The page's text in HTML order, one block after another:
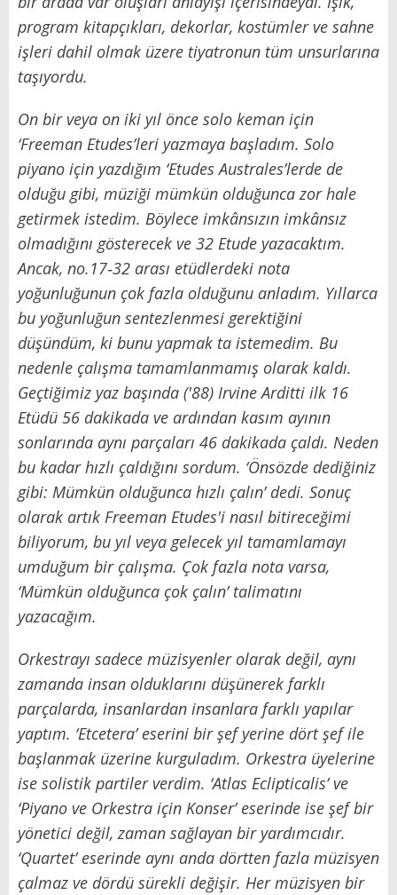
program kitapçıkları, dekorlar, kostümler ve sahne
işleri dahil olmak üzere tiyatronun tüm unsurlarına
taşıyordu.
On bir veya on iki yıl önce solo keman için
‘Freeman Etudes’leri yazmaya başladım. Solo
piyano için yazdığım ‘Etudes Australes’lerde de
olduğu gibi, müziği mümkün olduğunca zor hale
getirmek istedim. Böylece imkânsızın imkânsız
olmadığını gösterecek ve 32 Etude yazacaktım.
Ancak, no.17‑32 arası etüdlerdeki nota
yoğunluğunun çok fazla olduğunu anladım. Yıllarca
bu yoğunluğun sentezlenmesi gerektiğini
düşündüm, ki bunu yapmak ta istemedim. Bu
nedenle çalışma tamamlanmamış olarak kaldı.
Geçtiğimiz yaz başında ('88) Irvine Arditti ilk 16
Etüdü 56 dakikada ve ardından kasım ayının
sonlarında aynı parçaları 46 dakikada çaldı. Neden
bu kadar hızlı çaldığını sordum. ‘Önsözde dediğiniz
gibi: Mümkün olduğunca hızlı çalın’dedi. Sonuç
olarak artık Freeman Etudes'i nasıl bitireceğimi
biliyorum, bu yıl veya gelecek yıl tamamlamayı
umduğum bir çalışma. Çok fazla nota varsa,
‘Mümkün olduğunca çok çalın’talimatını
yazacağım.
Orkestrayı sadece müzisyenler olarak değil, aynı
zamanda insan olduklarını düşünerek farklı
parçalarda, insanlardan insanlara farklı yapılar
yaptım. ‘Etcetera’eserini birşef yerine dörtşef ile
başlanmak üzerine kurguladım. Orkestra üyelerine
ise solistik partiler verdim. ‘Atlas Eclipticalis’ve
‘Piyano ve Orkestra için Konser’eserinde ise şef bir
yönetici değil, zaman sağlayan bir yardımcıdır.
‘Quartet’eserinde aynı anda dörtten fazla müzisyen
çalmaz ve dördü sürekli değişir. Her müzisyen bir